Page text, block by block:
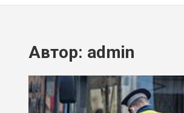
Автор: admin